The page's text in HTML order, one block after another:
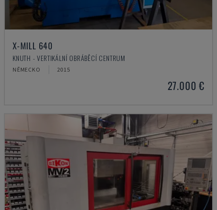
X-MILL 640
KNUTH - VERTIKÁLNÍ OBRÁBĚCÍ CENTRUM
NĚMECKO 2015
27.000 €